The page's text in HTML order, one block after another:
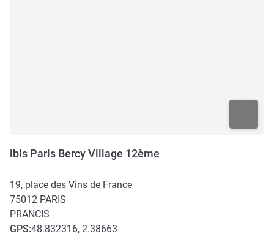
ibis Paris Bercy Village 12ème
19, place des Vins de France
75012 PARIS
PRANCIS
GPS:48.832316, 2.38663